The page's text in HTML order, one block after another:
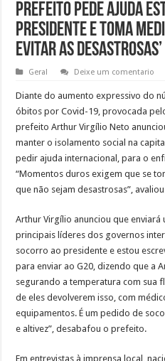
Prefeito pede ajuda
presidente e toma
evitar as desastrosas’
Geral Deixe um comentario
Diante do aumento expressivo do
óbitos por Covid-19, provocada
prefeito Arthur Virgílio Neto
manter o isolamento social na
pedir ajuda internacional, para o
“Momentos duros exigem que se
que não sejam desastrosas”,
Arthur Virgílio anunciou que
principais líderes dos governos
socorro ao presidente e estou
para enviar ao G20, dizendo que a
segurando a temperatura com sua
de eles devolverem isso, com
equipamentos. É um pedido de
e altivez”, desabafou o prefeito.
Em entrevistas à imprensa local,